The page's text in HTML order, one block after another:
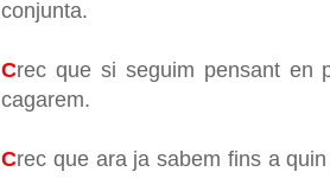
conjunta.
Crec que si seguim pensant en
cagarem.
Crec que ara ja sabem fins a